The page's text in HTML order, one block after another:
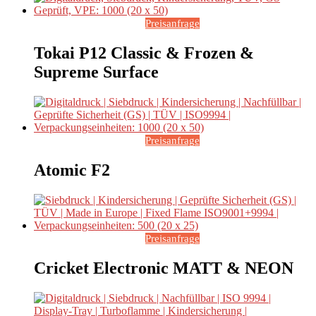
Preisanfrage
Tokai P12 Classic & Frozen &
Supreme Surface
Preisanfrage
Atomic F2
Preisanfrage
Cricket Electronic MATT & NEON